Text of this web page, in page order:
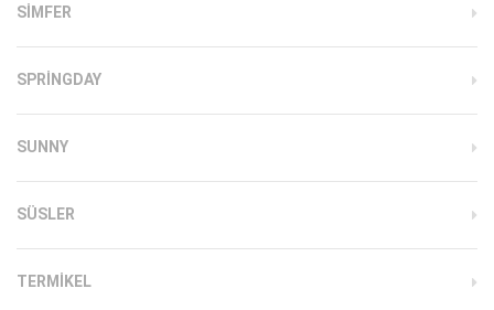
SIMFER
SPRINGDAY
SUNNY
SÜSLER
TERMIKEL